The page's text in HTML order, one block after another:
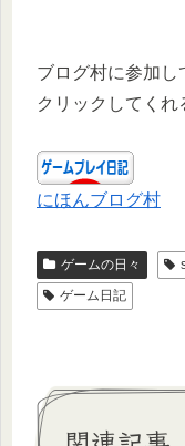
ブログ村に参加し
クリックしてくれ
にほんブログ村
ゲームの日々
ゲーム日記